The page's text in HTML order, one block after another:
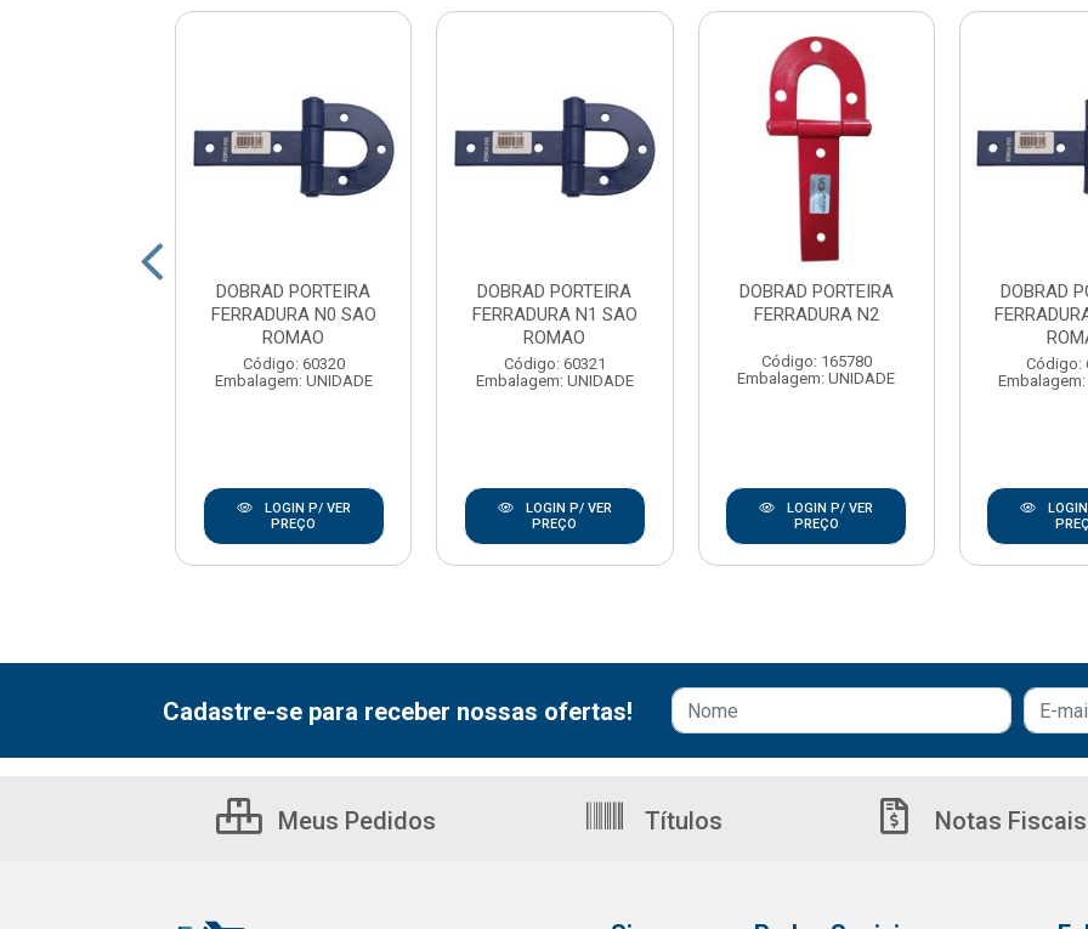
DOBRAD PORTEIRA
FERRADURA N0 SAO
ROMAO
Código: 60320
Embalagem: UNIDADE
LOGIN P/ VER
PREÇO
DOBRAD PORTEIRA
FERRADURA N1 SAO
ROMAO
Código: 60321
Embalagem: UNIDADE
LOGIN P/ VER
PREÇO
DOBRAD PORTEIRA
FERRADURA N2
Código: 165780
Embalagem: UNIDADE
LOGIN P/ VER
PREÇO
DOBRAD
Código:
Embalagem:
Cadastre-se para receber nossas ofertas!
Meus Pedidos Títulos Notas Fiscais